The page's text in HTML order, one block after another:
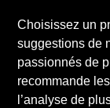
Choisissez un
suggestions de
passionnés de
recommande
l’analyse de